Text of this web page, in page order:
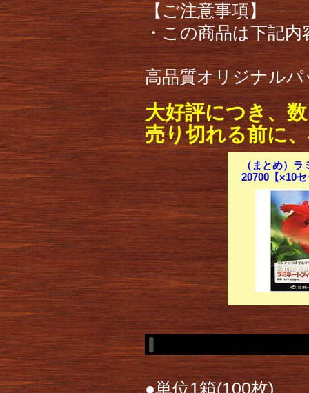
【ご注意事項】
・この商品は下記
高品質オリジナル
大好評につき、
売り切れる前に
（まとめ）
20700【×10
●単位1箱(100枚)